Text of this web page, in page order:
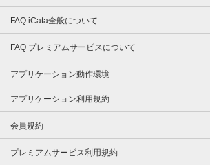
FAQ iCata全般について
FAQ プレミアムサービスについて
アプリケーション動作環境
アプリケーション利用規約
会員規約
プレミアムサービス利用規約